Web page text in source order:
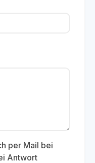
per Mail bei
Antwort